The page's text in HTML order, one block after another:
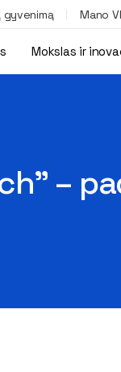
gyvenimą Mano
Mokslas ir
–